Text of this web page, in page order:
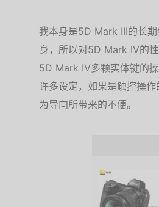
我本身是5D Mark III的长
身，所以对5D Mark IV的
5D Mark IV多颗实体键的
许多设定，如果是触控操
为导向所带来的不便。